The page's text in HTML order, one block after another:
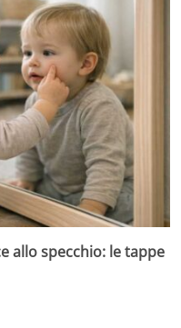
allo specchio: le tappe